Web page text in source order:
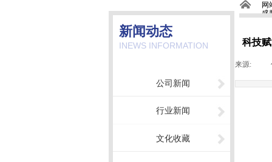
网
盛
新闻动态
科技
来源:
INEWS INFORMATION
公司新闻
行业新闻
文化收藏